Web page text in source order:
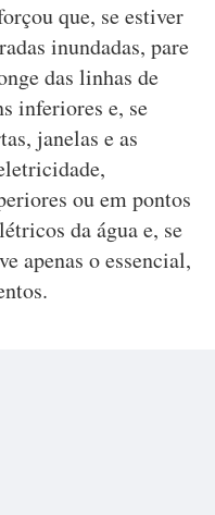
que, se estiver
inundadas, pare
das linhas de
inferiores e, se
janelas e as
ou em pontos
da água e, se
apenas o essencial,